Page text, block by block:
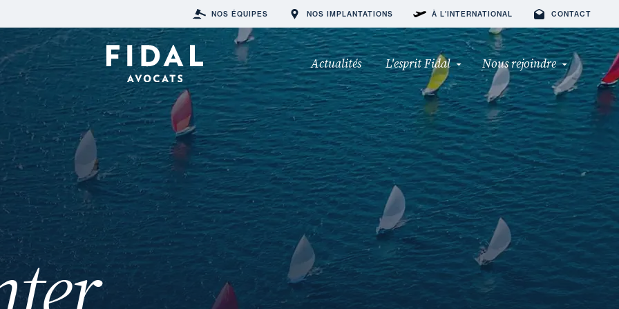
NOS ÉQUIPES NOS IMPLANTATIONS À L'INTERNATIONAL CONTACT
Actualités L'esprit Fidal Nous rejoindre